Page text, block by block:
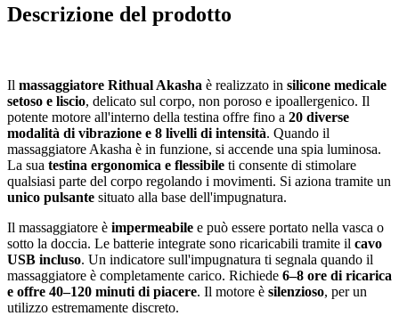
Descrizione del prodotto
Il massaggiatore Rithual Akasha è realizzato in silicone medicale
setoso e liscio, delicato sul corpo, non poroso e ipoallergenico. Il
potente motore all'interno della testina offre fino a 20 diverse
modalità di vibrazione e 8 livelli di intensità. Quando il
massaggiatore Akasha è in funzione, si accende una spia luminosa.
La sua testina ergonomica e flessibile ti consente di stimolare
qualsiasi parte del corpo regolando i movimenti. Si aziona tramite un
unico pulsante situato alla base dell'impugnatura.
Il massaggiatore è impermeabile e può essere portato nella vasca o
sotto la doccia. Le batterie integrate sono ricaricabili tramite il cavo
USB incluso. Un indicatore sull'impugnatura ti segnala quando il
massaggiatore è completamente carico. Richiede 6–8 ore di ricarica
e offre 40–120 minuti di piacere. Il motore è silenzioso, per un
utilizzo estremamente discreto.